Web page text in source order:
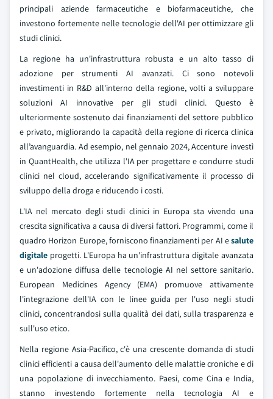
principali aziende farmaceutiche e biofarmaceutiche, che
investono fortemente nelle tecnologie dell'AI per ottimizzare gli
studi clinici.
La regione ha un'infrastruttura robusta e un alto tasso di
adozione per strumenti AI avanzati. Ci sono notevoli
investimenti in R&D all'interno della regione, volti a sviluppare
soluzioni AI innovative per gli studi clinici. Questo è
ulteriormente sostenuto dai finanziamenti del settore pubblico
e privato, migliorando la capacità della regione di ricerca clinica
all’avanguardia. Ad esempio, nel gennaio 2024, Accenture investì
in QuantHealth, che utilizza l'IA per progettare e condurre studi
clinici nel cloud, accelerando significativamente il processo di
sviluppo della droga e riducendo i costi.
L'IA nel mercato degli studi clinici in Europa sta vivendo una
crescita significativa a causa di diversi fattori. Programmi, come il
quadro Horizon Europe, forniscono finanziamenti per AI esalute
digitale progetti. L'Europa ha un'infrastruttura digitale avanzata
e un'adozione diffusa delle tecnologie AI nel settore sanitario.
European Medicines Agency (EMA) promuove attivamente
l'integrazione dell'IA con le linee guida per l'uso negli studi
clinici, concentrandosi sulla qualità dei dati, sulla trasparenza e
sull'uso etico.
Nella regione Asia-Pacifico, c'è una crescente domanda di studi
clinici efficienti a causa dell'aumento delle malattie croniche e di
una popolazione di invecchiamento. Paesi, come Cina e India,
stanno investendo fortemente nella tecnologia AI e